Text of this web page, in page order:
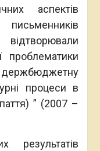
аспектів
проблематики
процеси в
” (2007 –
результатів